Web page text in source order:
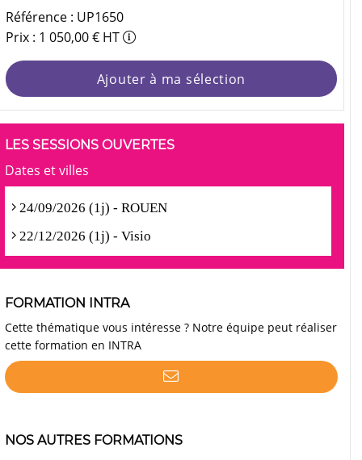
Référence : UP1650
Prix : 1 050,00 € HT
Ajouter à ma sélection
LES SESSIONS OUVERTES
Dates et villes
24/09/2026 (1j) - ROUEN
22/12/2026 (1j) - Visio
FORMATION INTRA
Cette thématique vous intéresse ? Notre équipe peut réaliser
cette formation en INTRA
NOS AUTRES FORMATIONS